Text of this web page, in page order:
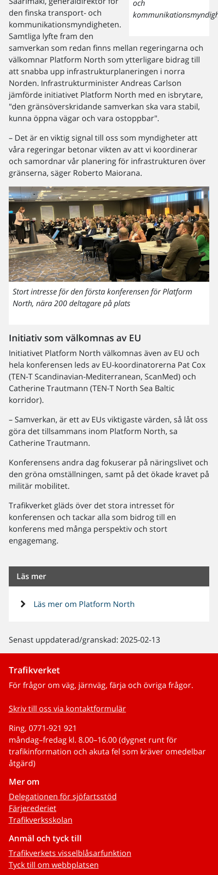
och
den finska transport- och
kommunikationsmyndigheten.
Samtliga lyfte fram den
samverkan som redan finns mellan regeringarna och
välkomnar Platform North som ytterligare bidrag till
att snabba upp infrastrukturplaneringen i norra
Norden. Infrastrukturminister Andreas Carlson
jämförde initiativet Platform North med en isbrytare,
"den gränsöverskridande samverkan ska vara stabil,
kunna öppna vägar och vara ostoppbar".
– Det är en viktig signal till oss som myndigheter att
våra regeringar betonar vikten av att vi koordinerar
och samordnar vår planering för infrastrukturen över
gränserna, säger Roberto Maiorana.
Stort intresse för den första konferensen för Platform
North, nära 200 deltagare på plats
Initiativ som välkomnas av EU
Initiativet Platform North välkomnas även av EU och
hela konferensen leds av EU-koordinatorerna Pat Cox
(TEN-T Scandinavian-Mediterranean, ScanMed) och
Catherine Trautmann (TEN-T North Sea Baltic
korridor).
– Samverkan, är ett av EUs viktigaste värden, så låt oss
göra det tillsammans inom Platform North, sa
Catherine Trautmann.
Konferensens andra dag fokuserar på näringslivet och
den gröna omställningen, samt på det ökade kravet på
militär mobilitet.
Trafikverket gläds över det stora intresset för
konferensen och tackar alla som bidrog till en
konferens med många perspektiv och stort
engagemang.
Läs mer
Läs mer om Platform North
Senast uppdaterad/granskad: 2025-02-13
Trafikverket
För frågor om väg, järnväg, färja och övriga frågor.
Skriv till oss via kontaktformulär
Ring, 0771-921 921
måndag–fredag kl. 8.00–16.00 (dygnet runt för
trafikinformation och akuta fel som kräver omedelbar
åtgärd)
Mer om
Delegationen för sjöfartsstöd
Färjerederiet
Trafikverksskolan
Anmäl och tyck till
Trafikverkets visselblåsarfunktion
Tyck till om webbplatsen